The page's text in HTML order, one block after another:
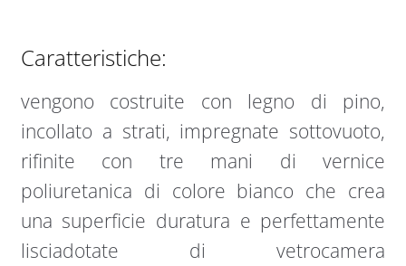
Caratteristiche:
vengono costruite con legno di pino,
incollato a strati, impregnate sottovuoto,
rifinite con tre mani di vernice
poliuretanica di colore bianco che crea
una superficie duratura e perfettamente
lisciadotate di vetrocamera